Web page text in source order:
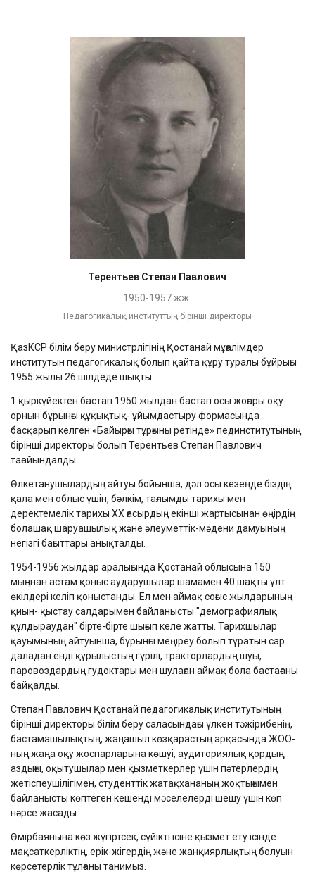
Терентьев Степан Павлович
1950-1957 жж.
Педагогикалық институттың бірінші директоры
ҚазКСР білім беру министрлігінің Қостанай мұғалімдер
институтын педагогикалық болып қайта құру туралы бұйрығы
1955 жылы 26 шілдеде шықты.
1 қыркүйектен бастап 1950 жылдан бастап осы жоғары оқу
орнын бұрынғы құқықтық- ұйымдастыру формасында
басқарып келген «Байырғы тұрғыны ретінде» пединститутының
бірінші директоры болып Терентьев Степан Павлович
тағайындалды.
Өлкетанушылардың айтуы бойынша, дәл осы кезеңде біздің
қала мен облыс үшін, бәлкім, тағлымды тарихы мен
деректемелік тарихы ХХ ғасырдың екінші жартысынан өңірдің
болашақ шаруашылық және әлеуметтік-мәдени дамуының
негізгі бағыттары анықталды.
1954-1956 жылдар аралығында Қостанай облысына 150
мыңнан астам қоныс аударушылар шамамен 40 шақты ұлт
өкілдері келіп қоныстанды. Ел мен аймақ соғыс жылдарының
қиын- қыстау салдарымен байланысты "демографиялық
құлдыраудан" бірте-бірте шығып келе жатты. Тарихшылар
қауымының айтуынша, бұрынғы меңіреу болып тұратын сар
даладан енді құрылыстың гүрілі, тракторлардың шуы,
паровоздардың гудоктары мен шулаған аймақ бола бастағаны
байқалды.
Степан Павлович Қостанай педагогикалық институтының
бірінші директоры білім беру саласындағы үлкен тәжірибенің,
бастамашылықтың, жаңашыл көзқарастың арқасында ЖОО-
ның жаңа оқу жоспарларына көшуі, аудиториялық қордың,
аздығы, оқытушылар мен қызметкерлер үшін пәтерлердің
жетіспеушілігімен, студенттік жатақхананың жоқтығымен
байланысты көптеген кешенді мәселелерді шешу үшін көп
нәрсе жасады.
Өмірбаянына көз жүгіртсек, сүйікті ісіне қызмет ету ісінде
мақсаткерліктің, ерік-жігердің және жанқиярлықтың болуын
көрсетерлік тұлғаны танимыз.